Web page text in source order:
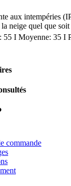
aux intempéries
neige quel que soit
55 I Moyenne: 35 I
commande